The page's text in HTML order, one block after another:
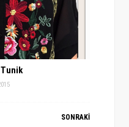
SONRAKİ